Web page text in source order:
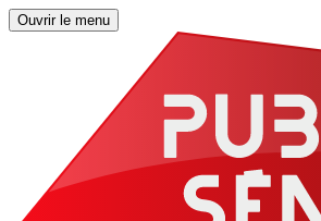
Ouvrir le menu